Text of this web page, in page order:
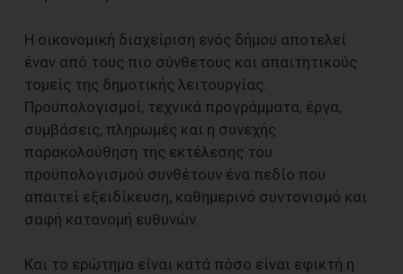
Η οικονομική διαχείριση ενός δήμου αποτελεί
έναν από τους πιο σύνθετους και απαιτητικούς
τομείς της δημοτικής λειτουργίας.
Προϋπολογισμοί, τεχνικά προγράμματα, έργα,
συμβάσεις, πληρωμές και η συνεχής
παρακολούθηση της εκτέλεσης του
προϋπολογισμού συνθέτουν ένα πεδίο που
απαιτεί εξειδίκευση, καθημερινό συντονισμό και
σαφή κατανομή ευθυνών.
Και το ερώτημα είναι κατά πόσο είναι εφικτή η